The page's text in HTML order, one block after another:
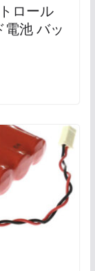
ロール
電池 バッ